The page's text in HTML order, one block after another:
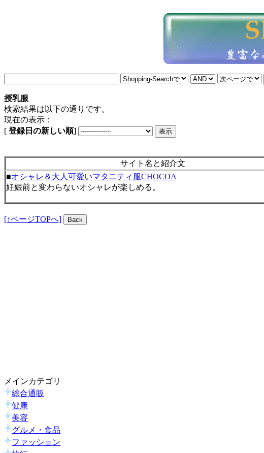
授乳服
検索結果は以下の通りです。
現在の表示：
[ 登録日の新しい順]
サイト名と紹介文
■オシャレ＆大人可愛いマタニティ服CHOCOA
妊娠前と変わらないオシャレが楽しめる。
[↑ページTOPへ]
メインカテゴリ
総合通販
健康
美容
グルメ・食品
ファッション